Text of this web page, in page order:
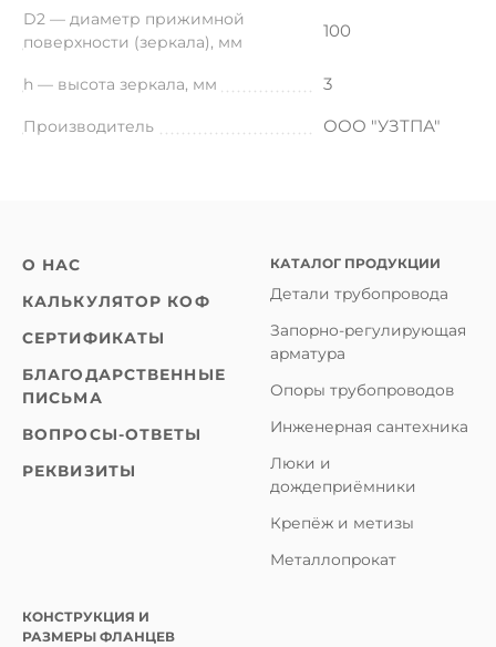
D2 — диаметр прижимной
поверхности (зеркала), мм
100
h — высота зеркала, мм 3
Производитель ООО "УЗТПА"
О НАС
КАЛЬКУЛЯТОР КОФ
СЕРТИФИКАТЫ
БЛАГОДАРСТВЕННЫЕ
ПИСЬМА
ВОПРОСЫ-ОТВЕТЫ
РЕКВИЗИТЫ
КАТАЛОГ ПРОДУКЦИИ
Детали трубопровода
Запорно-регулирующая
арматура
Опоры трубопроводов
Инженерная сантехника
Люки и
дождеприёмники
Крепёж и метизы
Металлопрокат
КОНСТРУКЦИЯ И
РАЗМЕРЫ ФЛАНЦЕВ